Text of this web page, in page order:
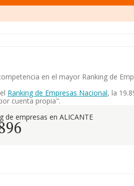
en el mayor Ranking de
Ranking de Empresas Nacional, la
cuenta propia".
de empresas en ALICANTE